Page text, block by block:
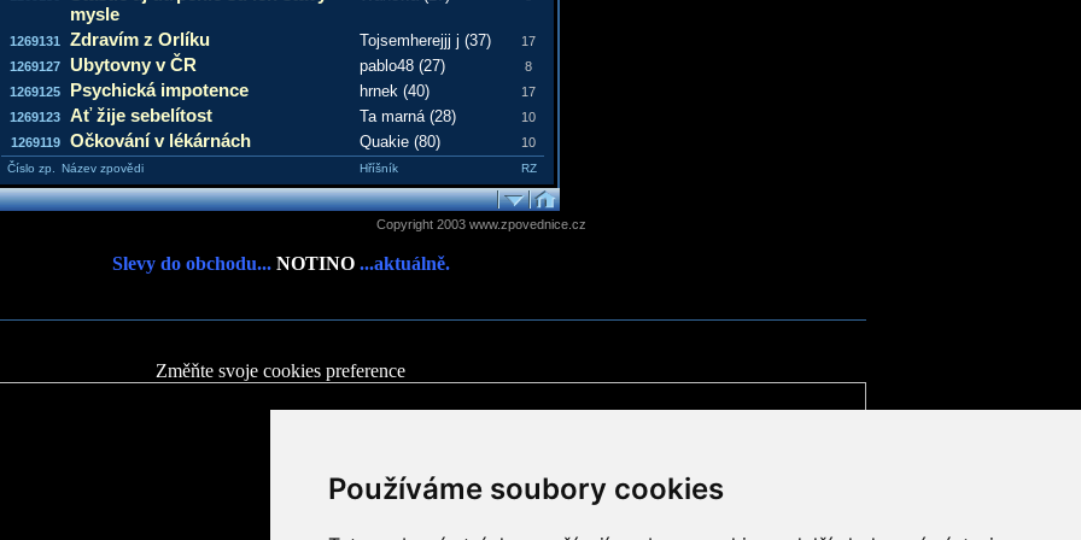
Používáme soubory cookies
mysle
1269131 Zdravím z Orlíku Tojsemherejjj j (37)
17
1269127
Ubytovny v ČR pablo48 (27)
8
1269125
Psychická impotence hrnek (40)
17
1269123
Ať žije sebelítost Ta marná (28)
10
1269119
Očkování v lékárnách Quakie (80) 10
Číslo zp. Název zpovědi Hříšník RZ
Copyright 2003 www.zpovednice.cz
Slevy do obchodu... NOTINO...aktuálně.
Změňte svoje cookies preference